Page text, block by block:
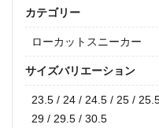
カテゴリー
ローカットスニーカー
サイズバリエーション
23.5 / 24 / 24.5 / 25 /
29 / 29.5 / 30.5